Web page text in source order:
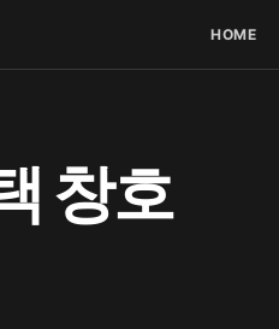
HOME
창호